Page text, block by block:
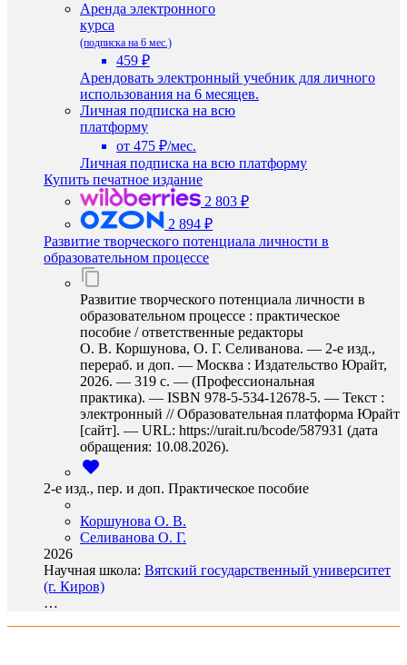
Аренда электронного
курса
(подписка на 6 мес.)
459 ₽
Арендовать электронный учебник для личного
использования на 6 месяцев.
Личная подписка на всю
платформу
от 475 ₽/мес.
Личная подписка на всю платформу
Купить печатное издание
2 803 ₽
2 894 ₽
Развитие творческого потенциала личности в
образовательном процессе
Развитие творческого потенциала личности в
образовательном процессе : практическое
пособие / ответственные редакторы
О. В. Коршунова, О. Г. Селиванова. — 2-е изд.,
перераб. и доп. — Москва : Издательство Юрайт,
2026. — 319 с. — (Профессиональная
практика). — ISBN 978-5-534-12678-5. — Текст :
электронный // Образовательная платформа Юрайт
[сайт]. — URL: https://urait.ru/bcode/587931 (дата
обращения: 10.08.2026).
2-е изд., пер. и доп. Практическое пособие
Коршунова О. В.
Селиванова О. Г.
2026
Научная школа: Вятский государственный университет
(г. Киров)
…